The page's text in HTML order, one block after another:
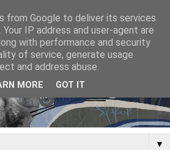
▼
from Google to deliver its services
IP address and user-agent are
with performance and security
of service, generate usage
and address abuse.
MORE GOT IT